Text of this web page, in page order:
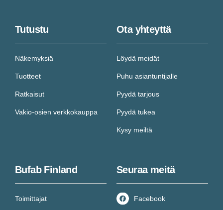
Tutustu
Näkemyksiä
Tuotteet
Ratkaisut
Vakio-osien verkkokauppa
Ota yhteyttä
Löydä meidät
Puhu asiantuntijalle
Pyydä tarjous
Pyydä tukea
Kysy meiltä
Bufab Finland
Toimittajat
Seuraa meitä
Facebook